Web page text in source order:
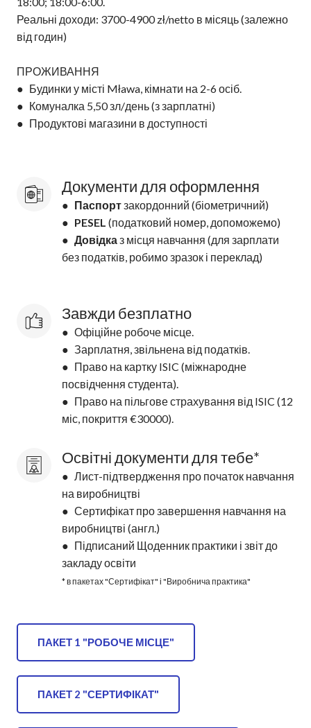
Реальні доходи: 3700-4900 zł/netto в місяць (залежно
від годин)
ПРОЖИВАННЯ
● Будинки у місті Mława, кімнати на 2-6 осіб.
● Комуналка 5,50 зл/день (з зарплатні)
● Продуктові магазини в доступності
Документи для оформлення
● Паспортзакордонний (біометричний)
● PESEL (податковий номер, допоможемо)
● Довідказ місця навчання (для зарплати
без податків, робимо зразок і переклад)
Завжди безплатно
● Офіційне робоче місце.
● Зарплатня, звільнена від податків.
● Право на картку ISIC (міжнародне
посвідчення студента).
● Право на пільгове страхування від ISIC (12
міс, покриття €30000).
Освітні документи для тебе*
● Лист-підтвердження про початок навчання
на виробництві
● Сертифікат про завершення навчання на
виробництві (англ.)
● Підписаний Щоденник практики і звіт до
закладу освіти
* в пакетах "Сертифікат" і "Виробнича практика"
ПАКЕТ 1 "РОБОЧЕ МІСЦЕ"
ПАКЕТ 2 "СЕРТИФІКАТ"